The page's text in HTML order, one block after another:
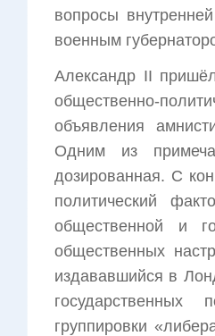
вопросы
военным
Александр II
общественно-
объявления
Одним из
дозированная. С
политический
общественной и
общественных
издававшийся в
государственных
группировки